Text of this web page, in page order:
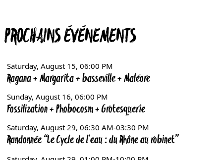
PROCHAINS ÉVÉNEMENTS